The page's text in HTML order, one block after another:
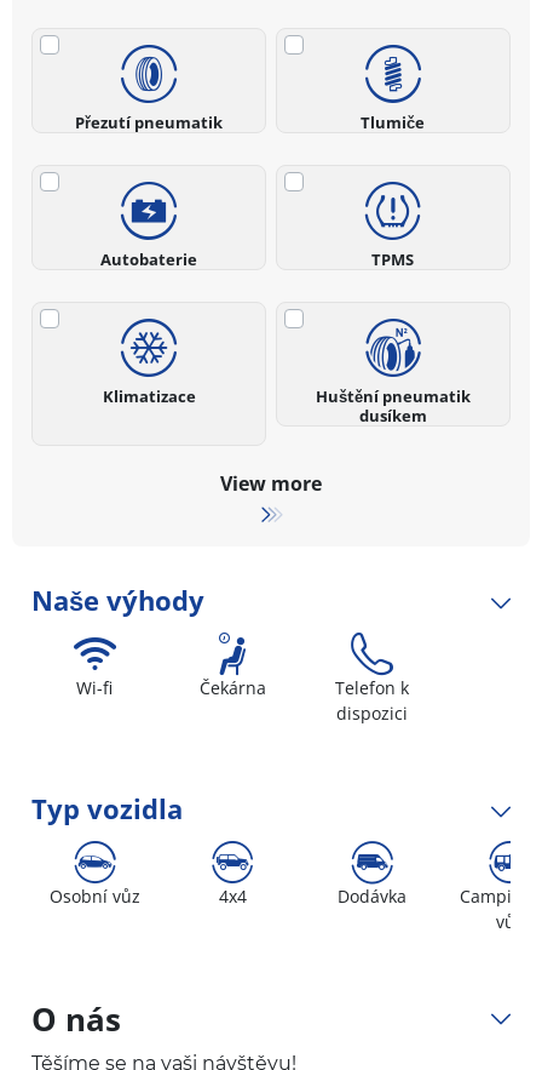
Přezutí pneumatik Tlumiče
Autobaterie TPMS
Klimatizace
Huštění pneumatik
dusíkem
View more
Naše výhody
Wi-fi Čekárna
Telefon k
dispozici
Typ vozidla
Osobní vůz 4x4 Dodávka
vůz
O nás
Těšíme se na vaši návštěvu!